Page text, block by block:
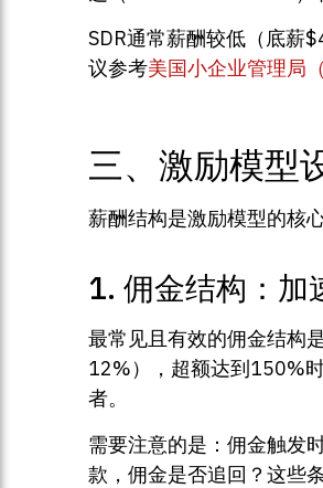
SDR通常薪酬较低（底薪
议参考美国小企业管理局
三、激励模型
薪酬结构是激励模型的核
1. 佣金结构：加
最常见且有效的佣金结构
12%），超额达到150%
者。
需要注意的是：佣金触发
款，佣金是否追回？这些